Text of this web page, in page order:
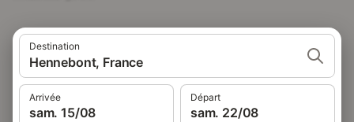
Destination
Hennebont, France
Arrivée
sam. 15/08
Départ
sam. 22/08